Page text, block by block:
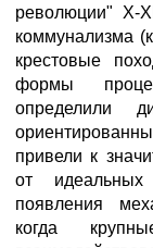
революции" X-
коммунализма
крестовые
формы
определили
привели к
от
появления
когда